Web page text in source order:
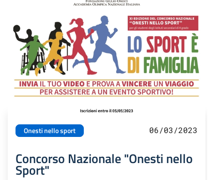
Onesti nello sport 06/03/2023
Concorso Nazionale "Onesti nello
Sport"